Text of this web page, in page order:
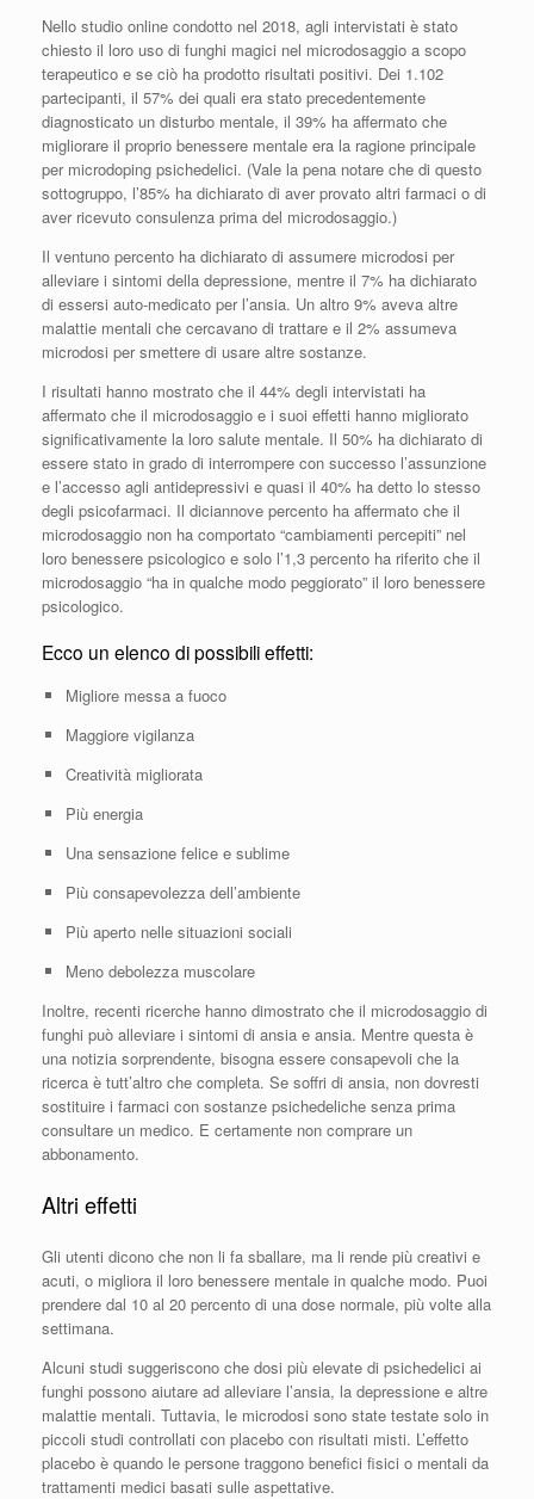
Nello studio online condotto nel 2018, agli intervistati è stato
chiesto il loro uso di funghi magici nel microdosaggio a scopo
terapeutico e se ciò ha prodotto risultati positivi. Dei 1.102
partecipanti, il 57% dei quali era stato precedentemente
diagnosticato un disturbo mentale, il 39% ha affermato che
migliorare il proprio benessere mentale era la ragione principale
per microdoping psichedelici. (Vale la pena notare che di questo
sottogruppo, l’85% ha dichiarato di aver provato altri farmaci o di
aver ricevuto consulenza prima del microdosaggio.)
Il ventuno percento ha dichiarato di assumere microdosi per
alleviare i sintomi della depressione, mentre il 7% ha dichiarato
di essersi auto-medicato per l’ansia. Un altro 9% aveva altre
malattie mentali che cercavano di trattare e il 2% assumeva
microdosi per smettere di usare altre sostanze.
I risultati hanno mostrato che il 44% degli intervistati ha
affermato che il microdosaggio e i suoi effetti hanno migliorato
significativamente la loro salute mentale. Il 50% ha dichiarato di
essere stato in grado di interrompere con successo l’assunzione
e l’accesso agli antidepressivi e quasi il 40% ha detto lo stesso
degli psicofarmaci. Il diciannove percento ha affermato che il
microdosaggio non ha comportato “cambiamenti percepiti” nel
loro benessere psicologico e solo l’1,3 percento ha riferito che il
microdosaggio “ha in qualche modo peggiorato” il loro benessere
psicologico.
Ecco un elenco di possibili effetti:
Migliore messa a fuoco
Maggiore vigilanza
Creatività migliorata
Più energia
Una sensazione felice e sublime
Più consapevolezza dell’ambiente
Più aperto nelle situazioni sociali
Meno debolezza muscolare
Inoltre, recenti ricerche hanno dimostrato che il microdosaggio di
funghi può alleviare i sintomi di ansia e ansia. Mentre questa è
una notizia sorprendente, bisogna essere consapevoli che la
ricerca è tutt’altro che completa. Se soffri di ansia, non dovresti
sostituire i farmaci con sostanze psichedeliche senza prima
consultare un medico. E certamente non comprare un
abbonamento.
Altri effetti
Gli utenti dicono che non li fa sballare, ma li rende più creativi e
acuti, o migliora il loro benessere mentale in qualche modo. Puoi
prendere dal 10 al 20 percento di una dose normale, più volte alla
settimana.
Alcuni studi suggeriscono che dosi più elevate di psichedelici ai
funghi possono aiutare ad alleviare l’ansia, la depressione e altre
malattie mentali. Tuttavia, le microdosi sono state testate solo in
piccoli studi controllati con placebo con risultati misti. L’effetto
placebo è quando le persone traggono benefici fisici o mentali da
trattamenti medici basati sulle aspettative.